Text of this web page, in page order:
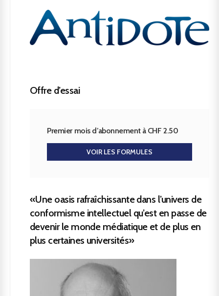
Offre d’essai
Premier mois d’abonnement à CHF 2.50
VOIR LES FORMULES
«Une oasis rafraîchissante dans l’univers de
conformisme intellectuel qu’est en passe de
devenir le monde médiatique et de plus en
plus certaines universités»